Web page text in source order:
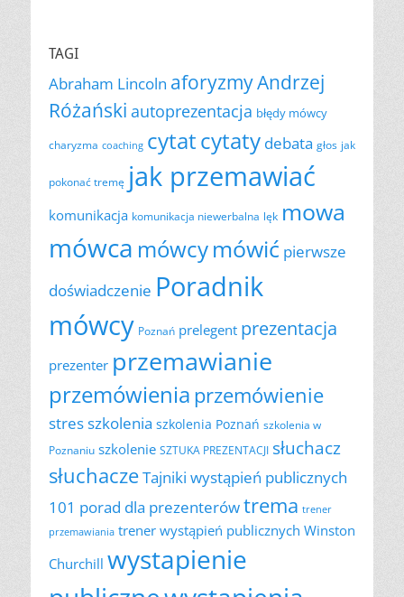
TAGI
Abraham Lincoln aforyzmyAndrzej
Różański autoprezentacja błędy mówcy
charyzma coaching cytatcytaty debata głos jak
pokonać tremę jak przemawiać
komunikacja komunikacja niewerbalna lęk mowa
mówca mówcymówić pierwsze
doświadczenie Poradnik
mówcy Poznań prelegent prezentacja
prezenter przemawianie
przemówieniaprzemówienie
stresszkolenia szkolenia Poznań szkolenia w
Poznaniu szkolenie SZTUKA PREZENTACJI słuchacz
słuchaczeTajniki wystąpień publicznych
101 porad dla prezenterówtrema trener
przemawiania trener wystąpień publicznych Winston
Churchill wystapienie